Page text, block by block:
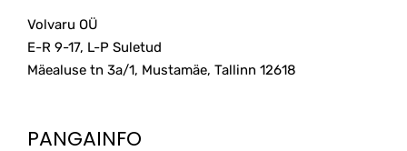
Volvaru OÜ
E-R 9-17, L-P Suletud
Mäealuse tn 3a/1, Mustamäe, Tallinn 12618
PANGAINFO